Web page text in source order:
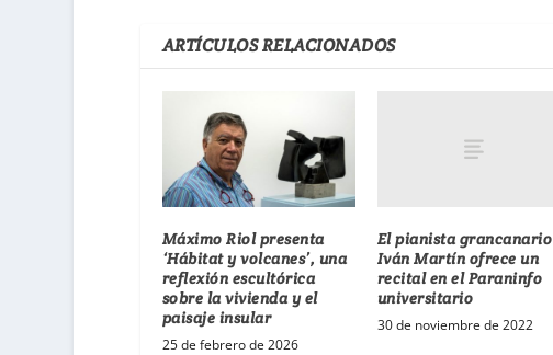
ARTÍCULOS RELACIONADOS
Máximo Riol presenta
‘Hábitat y volcanes’, una
reflexión escultórica
sobre la vivienda y el
paisaje insular
25 de febrero de 2026
El pianista grancanario
Iván Martín ofrece un
recital en el Paraninfo
universitario
30 de noviembre de 2022